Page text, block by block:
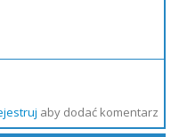
aby dodać komentarz